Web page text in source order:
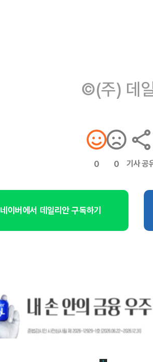
©(주) 데
0 0 기사 공
네이버에서 데일리안 구독하기